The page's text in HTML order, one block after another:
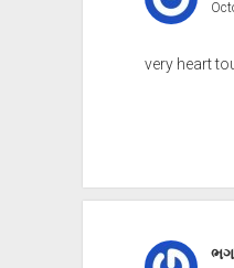
very heart